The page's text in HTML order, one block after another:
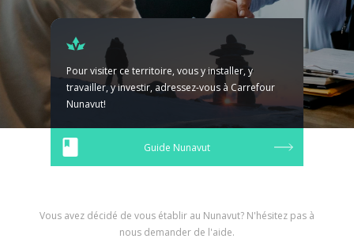
Pour visiter ce territoire, vous y installer, y
travailler, y investir, adressez-vous à Carrefour
Nunavut!
Guide Nunavut
Vous avez décidé de vous établir au Nunavut? N'hésitez pas à
nous demander de l'aide.